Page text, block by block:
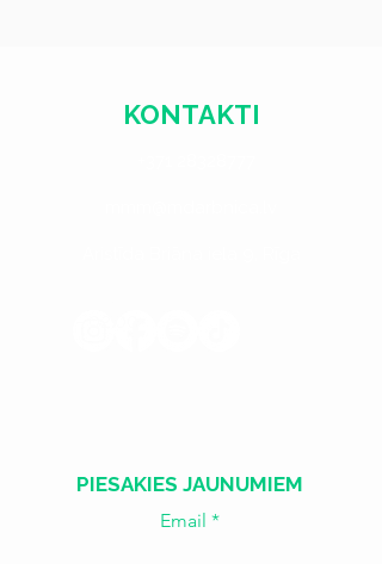
KONTAKTI
PIESAKIES JAUNUMIEM
Email